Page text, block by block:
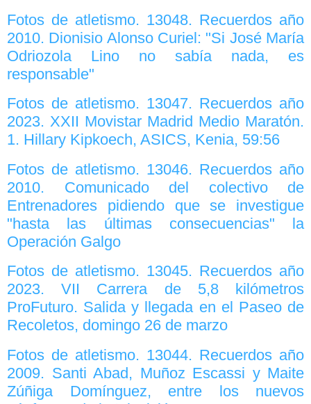
Fotos de atletismo. 13048. Recuerdos año
2010. Dionisio Alonso Curiel: "Si José María
Odriozola Lino no sabía nada, es
responsable"
Fotos de atletismo. 13047. Recuerdos año
2023. XXII Movistar Madrid Medio Maratón.
1. Hillary Kipkoech, ASICS, Kenia, 59:56
Fotos de atletismo. 13046. Recuerdos año
2010. Comunicado del colectivo de
Entrenadores pidiendo que se investigue
"hasta las últimas consecuencias" la
Operación Galgo
Fotos de atletismo. 13045. Recuerdos año
2023. VII Carrera de 5,8 kilómetros
ProFuturo. Salida y llegada en el Paseo de
Recoletos, domingo 26 de marzo
Fotos de atletismo. 13044. Recuerdos año
2009. Santi Abad, Muñoz Escassi y Maite
Zúñiga Domínguez, entre los nuevos